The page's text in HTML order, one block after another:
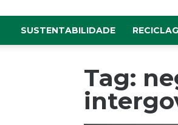
SUSTENTABILIDADE
Tag: